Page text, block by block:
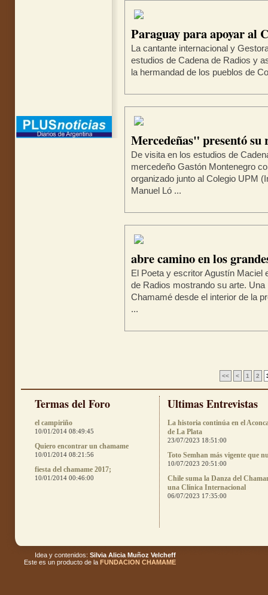
Paraguay para apoyar al
La cantante internacional y
estudios de Cadena de Radios y
la hermandad de los pueblos de
Mercedeñas" presentó su
De visita en los estudios de
mercedeño Gastón Montenegro
organizado junto al Colegio UPM
Manuel Ló ...
abre camino en los
El Poeta y escritor Agustín Maciel
de Radios mostrando su arte.
Chamamé desde el interior de la
...
<< < 1 2
Termas del Foro
el campiriño
10/01/2014 08:49:45
Quiero encontrar un chamame
10/01/2014 08:21:56
fiesta del chamame 2017;
10/01/2014 00:46:00
Ultimas Entrevistas
La historia continúa en el
de La Plata
23/07/2023 18:51:00
Toto Semhan más vigente que
10/07/2023 20:51:00
Chile suma la Danza del
una Clínica Internacional
06/07/2023 17:35:00
Idea y contenidos: Silvia Alicia Muñoz Velcheff
Este es un producto de la FUNDACION CHAMAME